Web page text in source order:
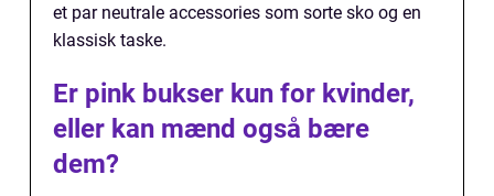
et par neutrale accessories som sorte sko og en
klassisk taske.
Er pink bukser kun for kvinder,
eller kan mænd også bære
dem?